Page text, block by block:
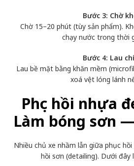
Bước 3: Chờ
Chờ 15–20 phút (tùy sản phẩm).
chạy nước trong thời
Bước 4: Lau
Lau bề mặt bằng khăn mềm
xoá vệt lóng lánh
Phục hồi nhựa
Làm bóng sơn
Nhiều chủ xe nhầm lẫn giữa phục
hồi sơn (detailing). Dưới đây